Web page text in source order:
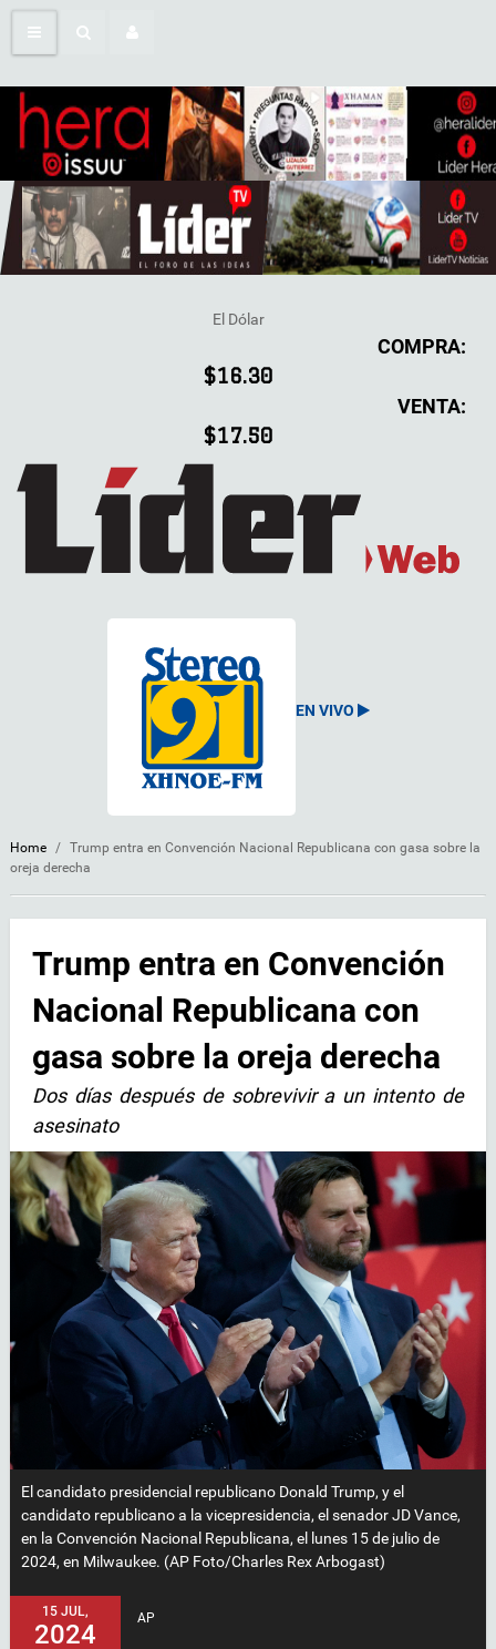
El Dólar
COMPRA:
$16.30
VENTA:
$17.50
EN VIVO
Home / Trump entra en Convención Nacional Republicana con gasa sobre la
oreja derecha
Trump entra en Convención
Nacional Republicana con
gasa sobre la oreja derecha
Dos días después de sobrevivir a un intento de
asesinato
El candidato presidencial republicano Donald Trump, y el
candidato republicano a la vicepresidencia, el senador JD Vance,
en la Convención Nacional Republicana, el lunes 15 de julio de
2024, en Milwaukee. (AP Foto/Charles Rex Arbogast)
15 JUL,
2024
AP